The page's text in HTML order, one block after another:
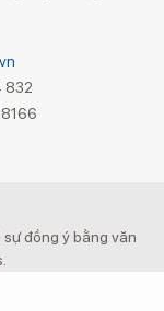
832
đồng ý bằng văn